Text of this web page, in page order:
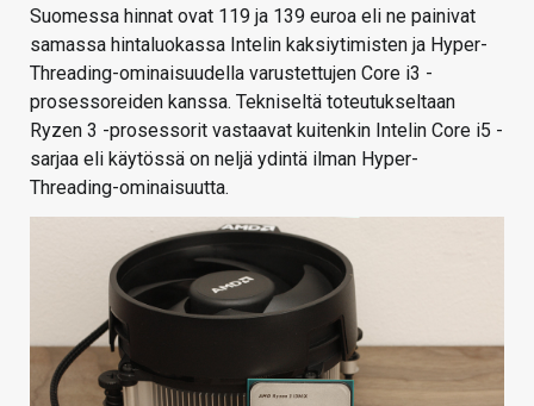
Suomessa hinnat ovat 119 ja 139 euroa eli ne painivat
samassa hintaluokassa Intelin kaksiytimisten ja Hyper-
Threading-ominaisuudella varustettujen Core i3 -
prosessoreiden kanssa. Tekniseltä toteutukseltaan
Ryzen 3 -prosessorit vastaavat kuitenkin Intelin Core i5 -
sarjaa eli käytössä on neljä ydintä ilman Hyper-
Threading-ominaisuutta.